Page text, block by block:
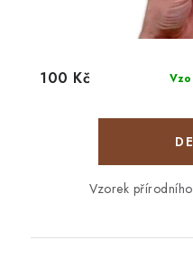
100 Kč
Vzorek